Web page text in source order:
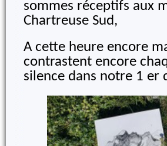
sommes réceptifs aux
Chartreuse Sud,
A cette heure encore
contrastent encore
silence dans notre 1 er